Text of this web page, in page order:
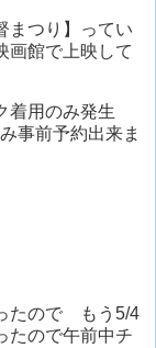
つり】ってい
館で上映して
着用のみ発生
事前予約出来ま
たので もう5/4
たので午前中チ